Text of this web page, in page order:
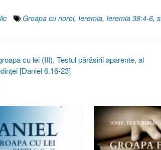
Groapa cu noroi, Ieremia, Ieremia 38:4-6,
cu lei (III), Testul părăsirii aparente, al
[Daniel 6.16-23]